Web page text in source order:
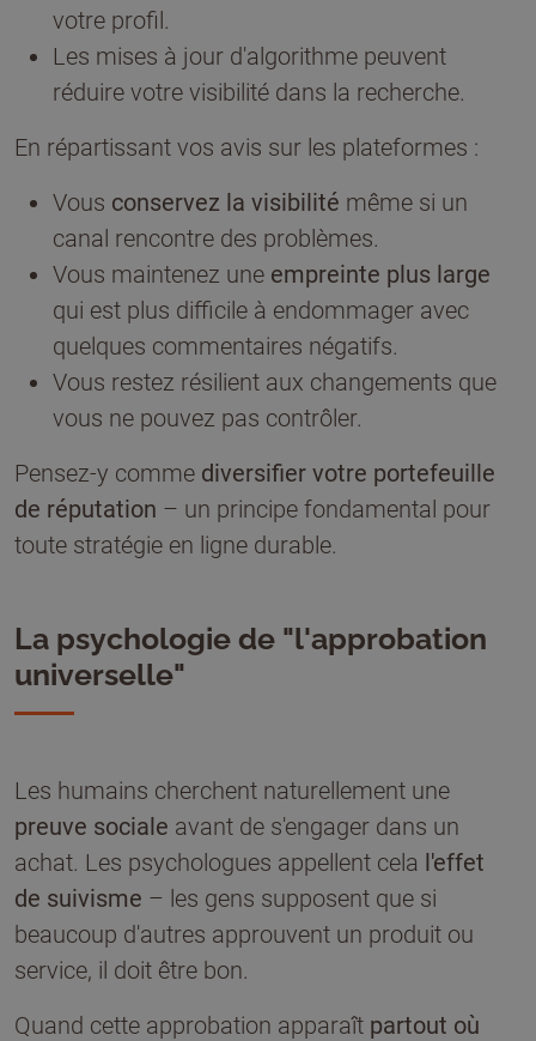
votre profil.
Les mises à jour d'algorithme peuvent
réduire votre visibilité dans la recherche.
En répartissant vos avis sur les plateformes :
Vous conservez la visibilité même si un
canal rencontre des problèmes.
Vous maintenez une empreinte plus large
qui est plus difficile à endommager avec
quelques commentaires négatifs.
Vous restez résilient aux changements que
vous ne pouvez pas contrôler.
Pensez-y comme diversifier votre portefeuille
de réputation – un principe fondamental pour
toute stratégie en ligne durable.
La psychologie de "l'approbation
universelle"
Les humains cherchent naturellement une
preuve sociale avant de s'engager dans un
achat. Les psychologues appellent cela l'effet
de suivisme – les gens supposent que si
beaucoup d'autres approuvent un produit ou
service, il doit être bon.
Quand cette approbation apparaît partout où